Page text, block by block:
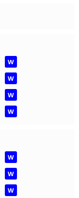
W
W
W
W
W
W
W